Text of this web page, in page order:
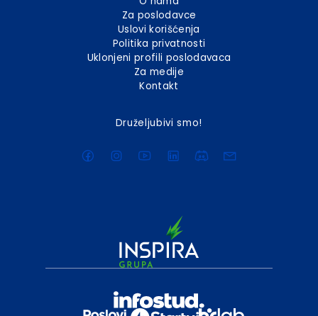
Za poslodavce
Uslovi korišćenja
Politika privatnosti
Uklonjeni profili poslodavaca
Za medije
Kontakt
Druželjubivi smo!